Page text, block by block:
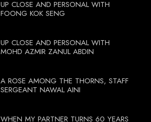
UP CLOSE AND PERSONAL WITH
FOONG KOK SENG
UP CLOSE AND PERSONAL WITH
MOHD AZMIR ZANUL ABDIN
A ROSE AMONG THE THORNS, STAFF
SERGEANT NAWAL AINI
WHEN MY PARTNER TURNS 60 YEARS